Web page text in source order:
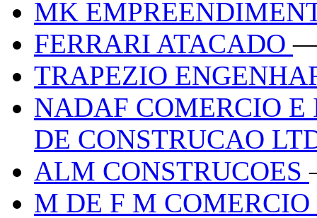
MK
FERRARI ATACADO—
TRAPEZIO
NADAF COMERCIO
DE CONSTRUCAO
ALM CONSTRUCOES
M DE F M